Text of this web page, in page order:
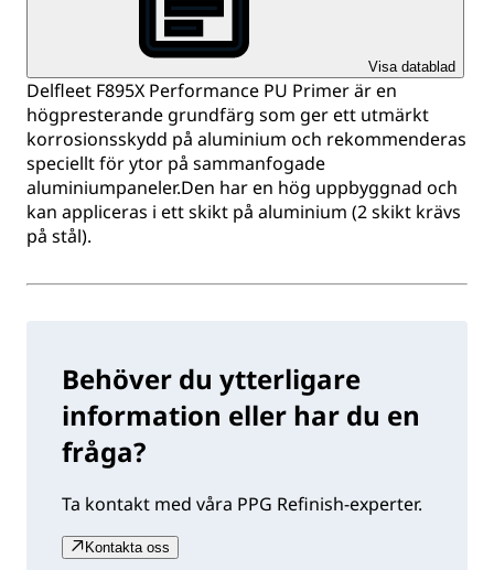
Visa datablad
Delfleet F895X Performance PU Primer är en
högpresterande grundfärg som ger ett utmärkt
korrosionsskydd på aluminium och rekommenderas
speciellt för ytor på sammanfogade
aluminiumpaneler.Den har en hög uppbyggnad och
kan appliceras i ett skikt på aluminium (2 skikt krävs
på stål).
Behöver du ytterligare
information eller har du en
fråga?
Ta kontakt med våra PPG Refinish-experter.
Kontakta oss